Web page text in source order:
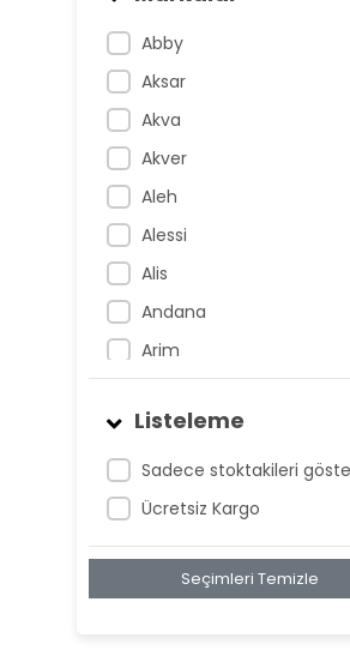
Abby
Aksar
Akva
Akver
Aleh
Alessi
Alis
Andana
Arim
Atnis
Belan
Belay
Birta
Listeleme
Sadece stoktakileri
Ücretsiz Kargo
Seçimleri Temizle